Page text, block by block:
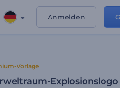
Anmelden
Vorlage
Explosionslogo